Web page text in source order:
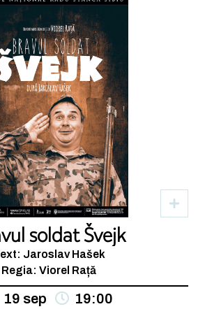
soldat Švejk
Jaroslav Hašek
Regia: Viorel Rață
19 sep 19:00